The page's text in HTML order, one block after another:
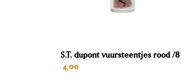
S.T. dupont vuursteentjes rood /8
4,00